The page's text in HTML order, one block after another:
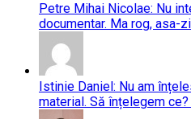
Petre Mihai Nicolae: Nu
documentar. Ma rog, asa-
Istinie Daniel: Nu am
material. Să înțelegem